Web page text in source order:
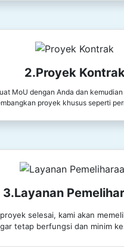
2.Proyek Kontrak
MoU dengan Anda dan
proyek khusus seperti
3.Layanan
selesai, kami akan
tetap berfungsi dan minim